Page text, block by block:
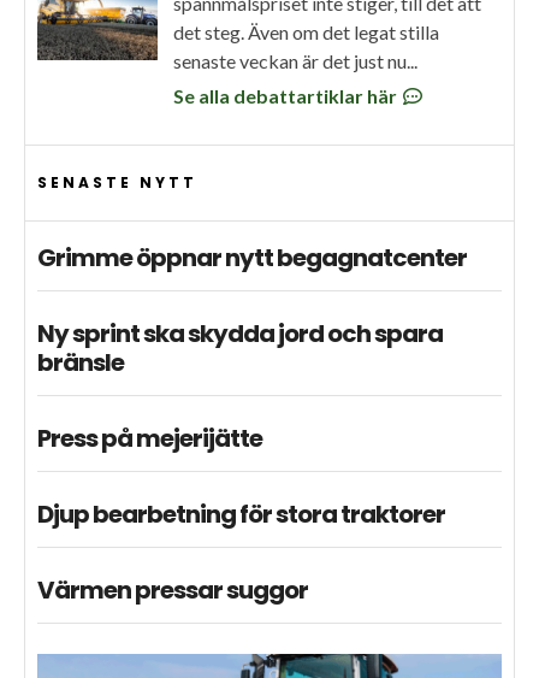
det steg. Även om det legat stilla
senaste veckan är det just nu...
Se alla debattartiklar här
SENASTE NYTT
Grimme öppnar nytt begagnatcenter
Ny sprint ska skydda jord och spara
bränsle
Press på mejerijätte
Djup bearbetning för stora traktorer
Värmen pressar suggor